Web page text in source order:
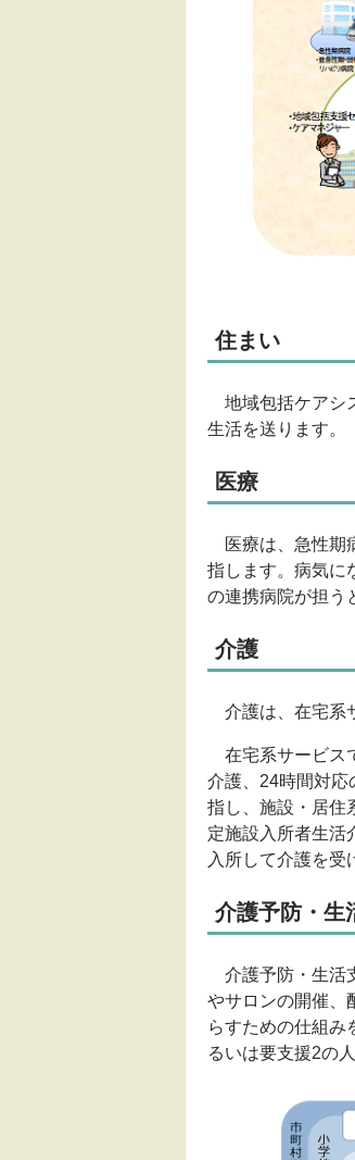
住まい
地域包括ケアシ
生活を送ります。
医療
医療は、急性期
指します。病気に
の連携病院が担う
介護
介護は、在宅系
在宅系サービス
介護、24時間対応
指し、施設・居住
定施設入所者生活
入所して介護を受
介護予防・生
介護予防・生活
やサロンの開催、
らすための仕組み
るいは要支援2の